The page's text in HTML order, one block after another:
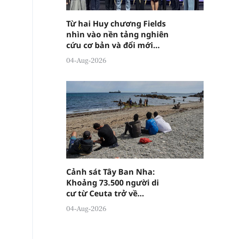
Từ hai Huy chương Fields
nhìn vào nền tảng nghiên
cứu cơ bản và đổi mới
sáng tạo của Trung Quốc
04-Aug-2026
Cảnh sát Tây Ban Nha:
Khoảng 73.500 người di
cư từ Ceuta trở về
Morocco
04-Aug-2026